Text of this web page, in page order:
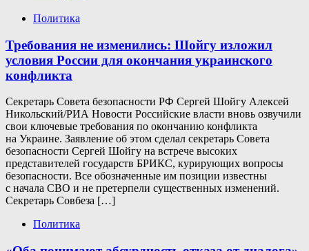
Политика
Требования не изменились: Шойгу изложил
условия России для окончания украинского
конфликта
Секретарь Совета безопасности РФ Сергей Шойгу Алексей
Никольский/РИА Новости Российские власти вновь озвучили
свои ключевые требования по окончанию конфликта
на Украине. Заявление об этом сделал секретарь Совета
безопасности Сергей Шойгу на встрече высоких
представителей государств БРИКС, курирующих вопросы
безопасности. Все обозначенные им позиции известны
с начала СВО и не претерпели существенных изменений.
Секретарь Совбеза […]
Политика